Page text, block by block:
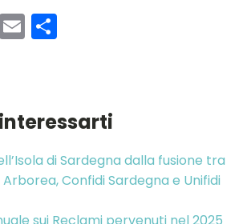
Twitter
Email
di Sardegna dalla fusione tra
Arborea, Confidi Sardegna e Unifidi